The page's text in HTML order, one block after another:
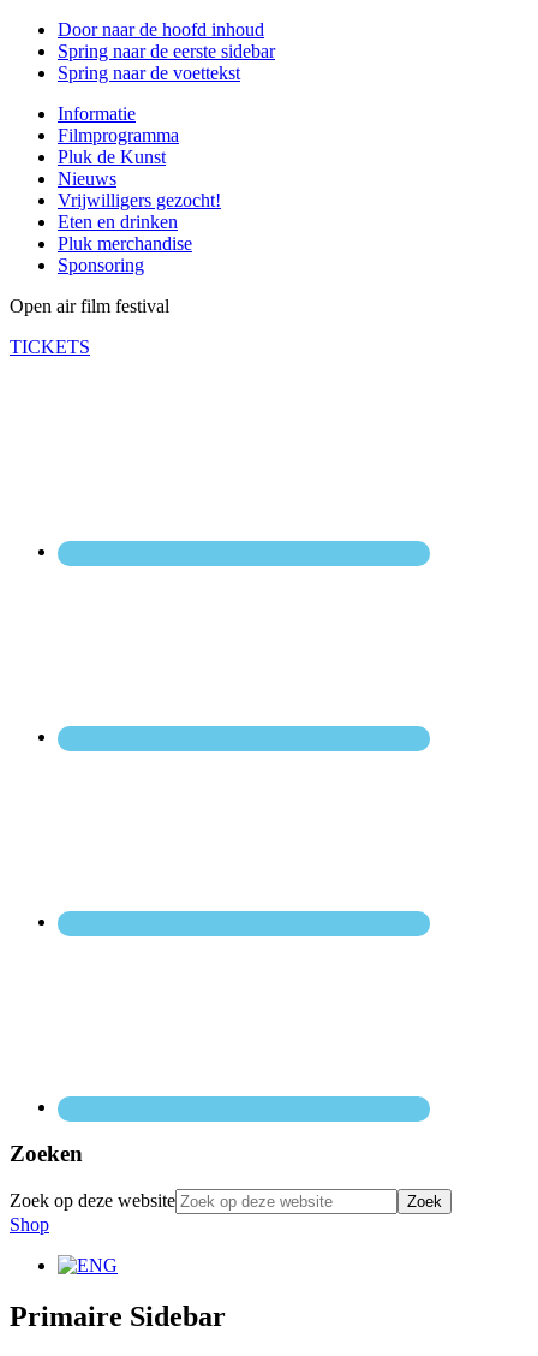
Door naar de hoofd inhoud
Spring naar de eerste sidebar
Spring naar de voettekst
Informatie
Filmprogramma
Pluk de Kunst
Nieuws
Vrijwilligers gezocht!
Eten en drinken
Pluk merchandise
Sponsoring
Open air film festival
TICKETS
Zoeken
Zoek op deze website
Shop
Primaire Sidebar